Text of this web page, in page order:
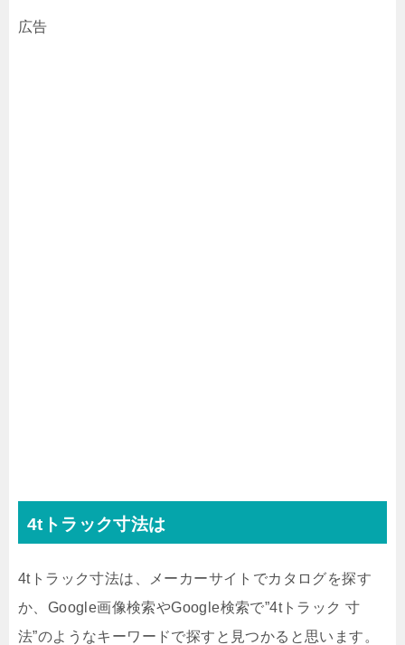
広告
4tトラック寸法は
4tトラック寸法は、メーカーサイトでカタログを探す
か、Google画像検索やGoogle検索で”4tトラック 寸
法”のようなキーワードで探すと見つかると思います。